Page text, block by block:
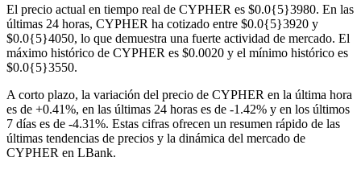
El precio actual en tiempo real de CYPHER es $0.0{5}3980. En las
últimas 24 horas, CYPHER ha cotizado entre $0.0{5}3920 y
$0.0{5}4050, lo que demuestra una fuerte actividad de mercado. El
máximo histórico de CYPHER es $0.0020 y el mínimo histórico es
$0.0{5}3550.
A corto plazo, la variación del precio de CYPHER en la última hora
es de +0.41%, en las últimas 24 horas es de -1.42% y en los últimos
7 días es de -4.31%. Estas cifras ofrecen un resumen rápido de las
últimas tendencias de precios y la dinámica del mercado de
CYPHER en LBank.